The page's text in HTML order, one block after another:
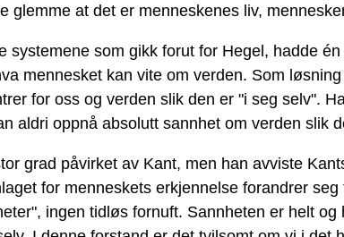
glemme at det er menneskenes liv,
systemene som gikk forut for Hegel, hadde
mennesket kan vite om verden. Som
for oss og verden slik den er "i seg selv".
aldri oppnå absolutt sannhet om verden slik
grad påvirket av Kant, men han avviste
for menneskets erkjennelse forandrer
ingen tidløs fornuft. Sannheten er helt